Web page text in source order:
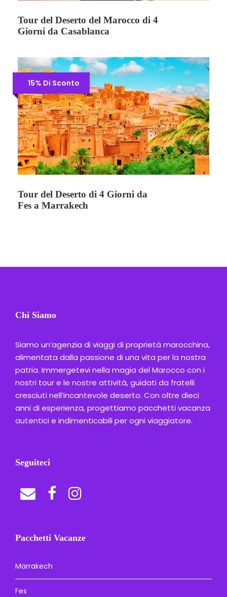
Tour del Deserto del Marocco di 4
Giorni da Casablanca
15% Di Sconto
Tour del Deserto di 4 Giorni da
Fes a Marrakech
Chi Siamo
Siamo un’agenzia di viaggi di proprietà marocchina,
alimentata dalla passione di una vita per la nostra
patria. Immergetevi nella magia del Marocco con i
nostri tour e le nostre attività, guidati da fratelli
cresciuti nell’incantevole deserto. Con oltre dieci
anni di esperienza, progettiamo pacchetti vacanza
autentici e indimenticabili per ogni viaggiatore.
Seguiteci
Pacchetti Vacanze
Marrakech
Fes